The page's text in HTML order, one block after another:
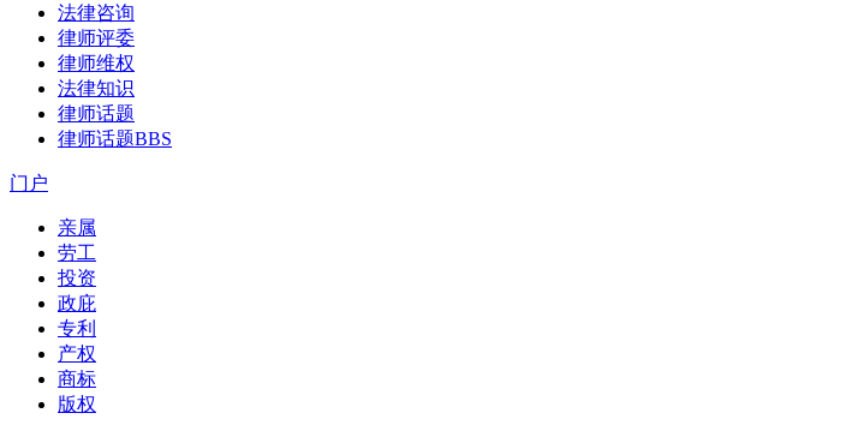
法律咨询
律师评委
律师维权
法律知识
律师话题
律师话题BBS
门户
亲属
劳工
投资
政庇
专利
产权
商标
版权